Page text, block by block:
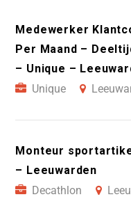
Medewerker
Per Maand –
– Unique –
Unique
Monteur
– Leeuwarden
Decathlon